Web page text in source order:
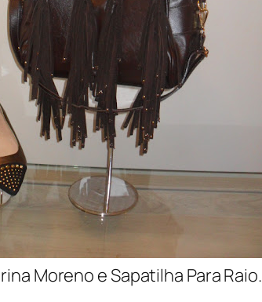
Moreno e Sapatilha Para Raio.